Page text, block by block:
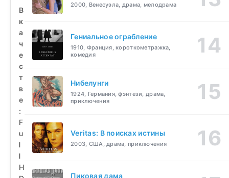
В
к
а
ч
е
с
т
в
е
:
F
u
l
l
H
2000, Венесуэла, драма, мелодрама
Гениальное ограбление
1910, Франция, короткометражка,
комедия
Нибелунги
1924, Германия, фэнтези, драма,
приключения
Veritas: В поисках истины
2003, США, драма, приключения
Пиковая дама